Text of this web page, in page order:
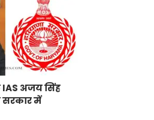
IAS अजय सिंह
सरकार में